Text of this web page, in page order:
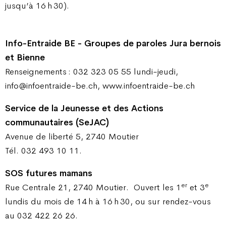
jusqu’à 16 h 30).
Info-Entraide BE - Groupes de paroles Jura bernois
et Bienne
Renseignements : 032 323 05 55 lundi-jeudi,
info@infoentraide-be.ch, www.infoentraide-be.ch
Service de la Jeunesse et des Actions
communautaires (SeJAC)
Avenue de liberté 5, 2740 Moutier
Tél. 032 493 10 11.
SOS futures mamans
Rue Centrale 21, 2740 Moutier. Ouvert les 1 er et 3e
lundis du mois de 14 h à 16 h 30, ou sur rendez-vous
au 032 422 26 26.